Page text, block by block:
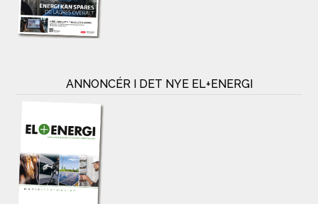
ANNONCÉR I DET NYE EL+ENERGI